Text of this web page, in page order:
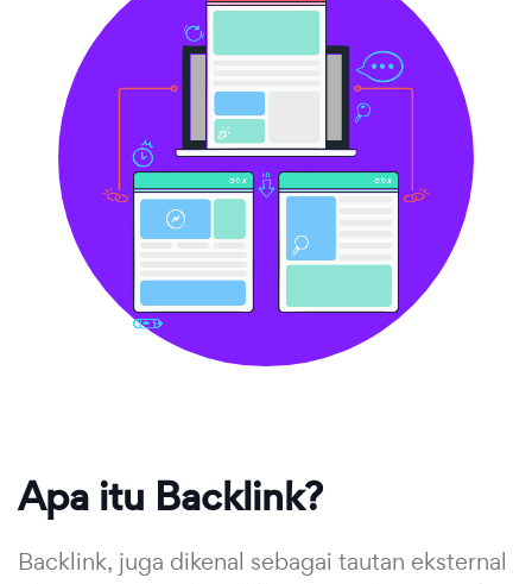
Apa itu Backlink?
Backlink, juga dikenal sebagai tautan eksternal